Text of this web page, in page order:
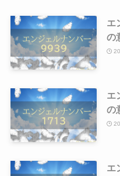
エ
の
エ
の
エ